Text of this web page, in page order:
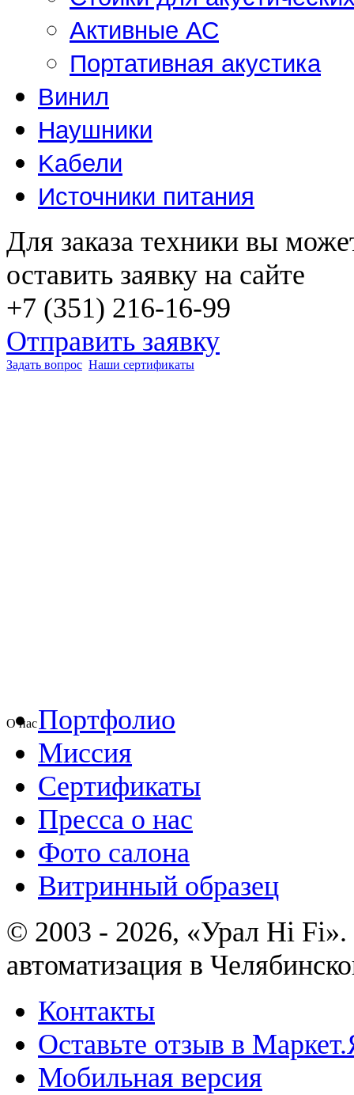
Активные АС
Портативная акустика
Винил
Наушники
Kабели
Источники питания
Для заказа техники вы
оставить заявку на сайте
+7 (351) 216-16-99
Отправить заявку
Задать вопрос Наши сертификаты
О насПортфолио
Миссия
Сертификаты
Пресса о нас
Фото салона
Витринный образец
© 2003 - 2026, «Урал Hi
автоматизация в
Контакты
Оставьте отзыв в
Мобильная версия